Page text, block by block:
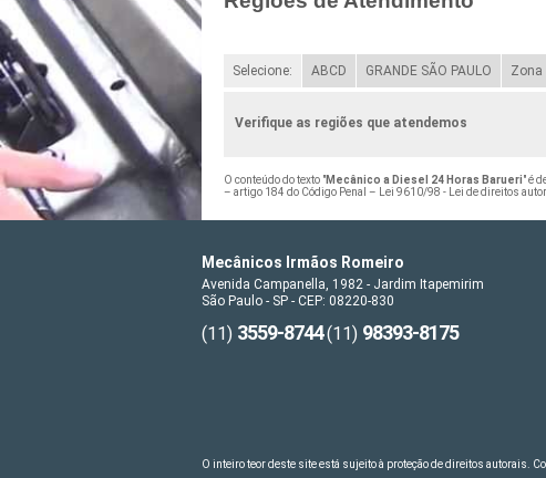
Selecione: ABCD GRANDE SÃO PAULO Zona
Verifique as regiões que atendemos
O conteúdo do texto "Mecânico a Diesel 24 Horas Barueri" é
– artigo 184 do Código Penal – Lei 9610/98 - Lei de direitos
Mecânicos Irmãos Romeiro
Avenida Campanella, 1982 - Jardim Itapemirim
São Paulo - SP - CEP: 08220-830
(11) 3559-8744(11) 98393-8175
O inteiro teor deste site está sujeito à proteção de direitos autorais.